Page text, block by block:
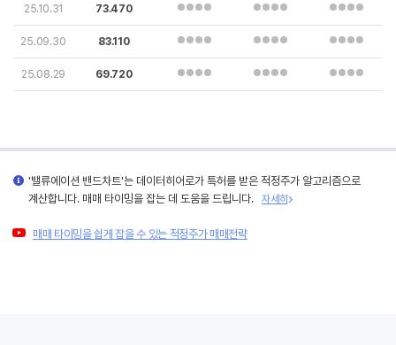
25.10.31 73.470
25.09.30 83.110
25.08.29 69.720
'밸류에이션 밴드차트'는 데이터히어로가 특허를 받은 적정주가 알고리즘으로
계산합니다. 매매 타이밍을 잡는 데 도움을 드립니다.
자세히
매매 타이밍을 쉽게 잡을 수 있는 적정주가 매매전략